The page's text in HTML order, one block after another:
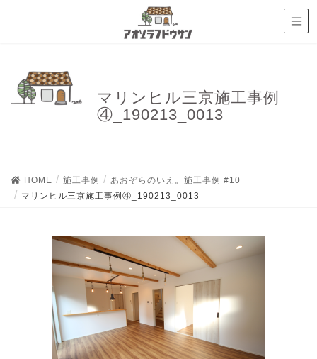
マリンヒル三京施工事例
④_190213_0013
HOME 施工事例
あおぞらのいえ。施工事例 #10
マリンヒル三京施工事例④_190213_0013